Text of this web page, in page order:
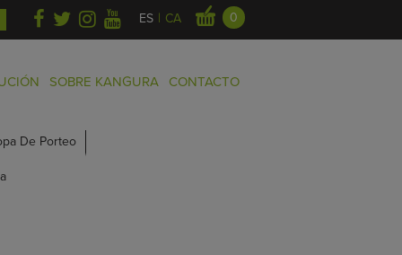
ES | CA 0
SOBRE KANGURA CONTACTO
De Porteo